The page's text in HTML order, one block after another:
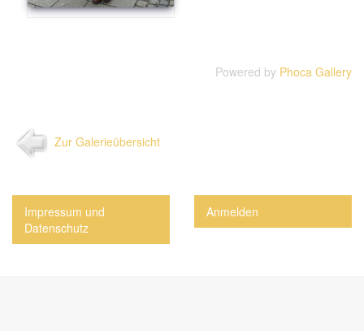
Powered by Phoca Gallery
Zur Galerieübersicht
Impressum und
Datenschutz
Anmelden